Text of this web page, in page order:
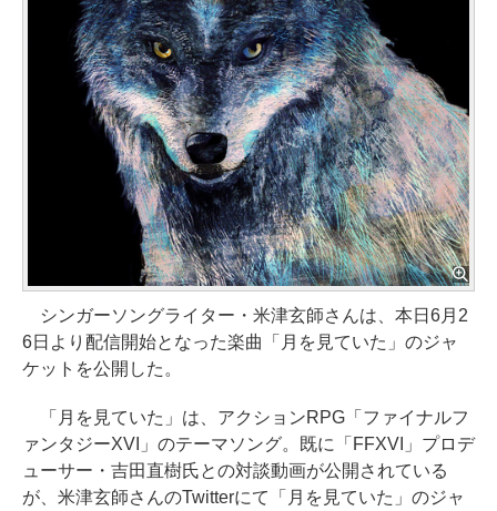
シンガーソングライター・米津玄師さんは、本日6月2
6日より配信開始となった楽曲「月を見ていた」のジャ
ケットを公開した。
「月を見ていた」は、アクションRPG「ファイナルフ
ァンタジーXVI」のテーマソング。既に「FFXVI」プロデ
ューサー・吉田直樹氏との対談動画が公開されている
が、米津玄師さんのTwitterにて「月を見ていた」のジャ